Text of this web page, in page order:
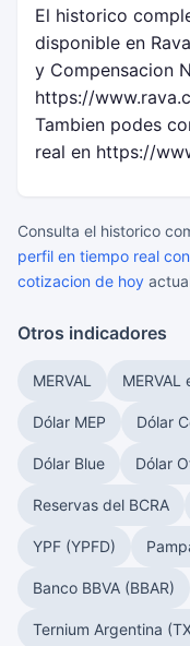
El historico
disponible en
y Compensacion
https://
Tambien podes
real en https://
Consulta el historico
perfil en tiempo real
cotizacion de hoy
Otros indicadores
MERVAL MERVAL
Dólar MEP Dólar
Dólar Blue Dólar
Reservas del BCRA
YPF (YPFD)
Banco BBVA (BBAR)
Ternium Argentina